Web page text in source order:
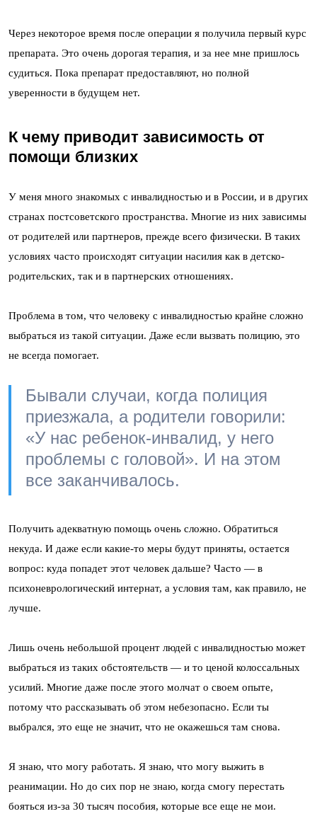
Через некоторое время после операции я получила первый курс
препарата. Это очень дорогая терапия, и за нее мне пришлось
судиться. Пока препарат предоставляют, но полной
уверенности в будущем нет.
К чему приводит зависимость от
помощи близких
У меня много знакомых с инвалидностью и в России, и в других
странах постсоветского пространства. Многие из них зависимы
от родителей или партнеров, прежде всего физически. В таких
условиях часто происходят ситуации насилия как в детско-
родительских, так и в партнерских отношениях.
Проблема в том, что человеку с инвалидностью крайне сложно
выбраться из такой ситуации. Даже если вызвать полицию, это
не всегда помогает.
Бывали случаи, когда полиция
приезжала, а родители говорили:
«У нас ребенок-инвалид, у него
проблемы с головой». И на этом
все заканчивалось.
Получить адекватную помощь очень сложно. Обратиться
некуда. И даже если какие-то меры будут приняты, остается
вопрос: куда попадет этот человек дальше? Часто — в
психоневрологический интернат, а условия там, как правило, не
лучше.
Лишь очень небольшой процент людей с инвалидностью может
выбраться из таких обстоятельств — и то ценой колоссальных
усилий. Многие даже после этого молчат о своем опыте,
потому что рассказывать об этом небезопасно. Если ты
выбрался, это еще не значит, что не окажешься там снова.
Я знаю, что могу работать. Я знаю, что могу выжить в
реанимации. Но до сих пор не знаю, когда смогу перестать
бояться из-за 30 тысяч пособия, которые все еще не мои.